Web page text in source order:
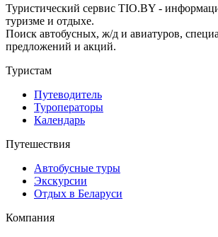
Туристический сервис TIO.BY -
туризме и отдыхе.
Поиск автобусных, ж/д и авиатуров,
предложений и акций.
Туристам
Путеводитель
Туроператоры
Календарь
Путешествия
Автобусные туры
Экскурсии
Отдых в Беларуси
Компания